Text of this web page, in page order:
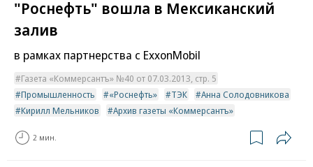
"Роснефть" вошла в Мексиканский
залив
в рамках партнерства с ExxonMobil
Газета «Коммерсантъ» №40 от 07.03.2013, стр. 5
Промышленность
«Роснефть» ТЭК
Анна Солодовникова
Кирилл Мельников
Архив газеты «Коммерсантъ»
2 мин.